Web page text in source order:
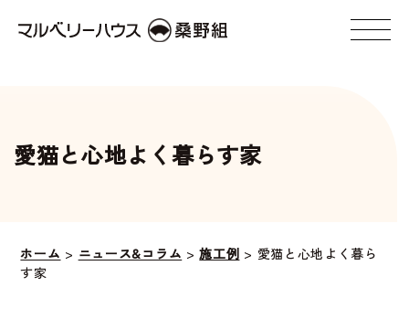
愛猫と心地よく暮らす家
ホーム > ニュース&コラム >施工例 > 愛猫と心地よく暮ら
す家